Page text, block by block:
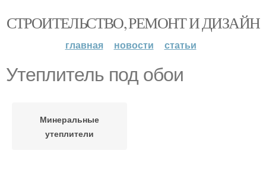
СТРОИТЕЛЬСТВО, РЕМОНТ И ДИЗАЙН
главная новости статьи
Утеплитель под обои
Минеральные
утеплители